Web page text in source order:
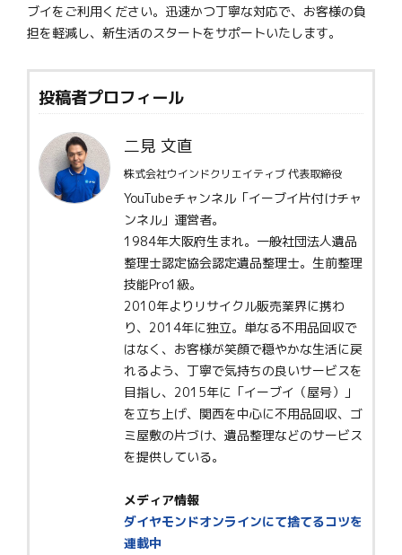
ブイをご利用ください。迅速かつ丁寧な対応で、お客様の負
担を軽減し、新生活のスタートをサポートいたします。
投稿者プロフィール
二見 文直
株式会社ウインドクリエイティブ 代表取締役
YouTubeチャンネル「イーブイ片付けチャ
ンネル」運営者。
1984年大阪府生まれ。一般社団法人遺品
整理士認定協会認定遺品整理士。生前整理
技能Pro1級。
2010年よりリサイクル販売業界に携わ
り、2014年に独立。単なる不用品回収で
はなく、お客様が笑顔で穏やかな生活に戻
れるよう、丁寧で気持ちの良いサービスを
目指し、2015年に「イーブイ（屋号）」
を立ち上げ、関西を中心に不用品回収、ゴ
ミ屋敷の片づけ、遺品整理などのサービス
を提供している。
メディア情報
ダイヤモンドオンラインにて捨てるコツを
連載中